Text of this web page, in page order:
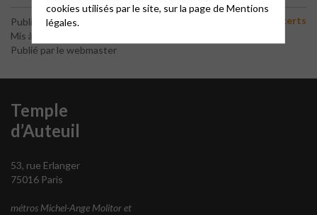
Publié le 27 janvier 2026
Mis à jour le 29 janvier 2026
Publié par le webmaster
Concerts
Temple
d’Auteuil
53, rue Erlanger
75016 Paris
métros Michel-Ange Molitor et
cookies utilisés par le site, sur la page deMentions
légales.